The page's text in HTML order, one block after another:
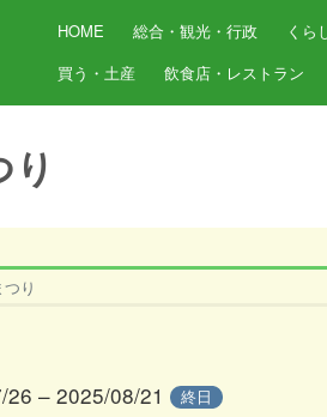
HOME 総合・観光・行政 くら
買う・土産
飲食店・レストラン
り
– 2025/08/21 終日